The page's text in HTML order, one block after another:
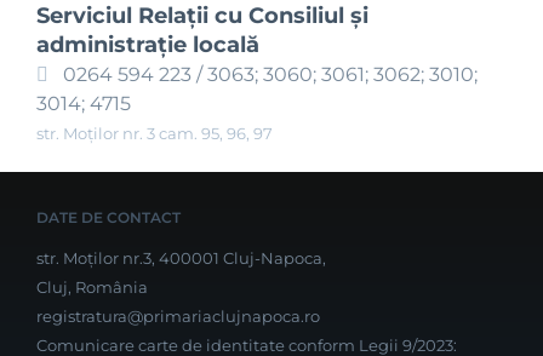
Serviciul Relaţii cu Consiliul şi
administraţie locală
0264 594 223 / 3063; 3060; 3061; 3062; 3010;
3014; 4715
str. Moților nr. 3 cam. 95, 96, 97
DATE DE CONTACT
str. Moților nr.3, 400001 Cluj-Napoca,
Cluj, România
registratura@primariaclujnapoca.ro
Comunicare carte de identitate conform Legii 9/2023: